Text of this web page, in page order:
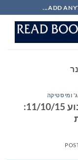
ADD
ומיסטיקה
ספרים חדשים – מומלצי השבוע 11/10/15: